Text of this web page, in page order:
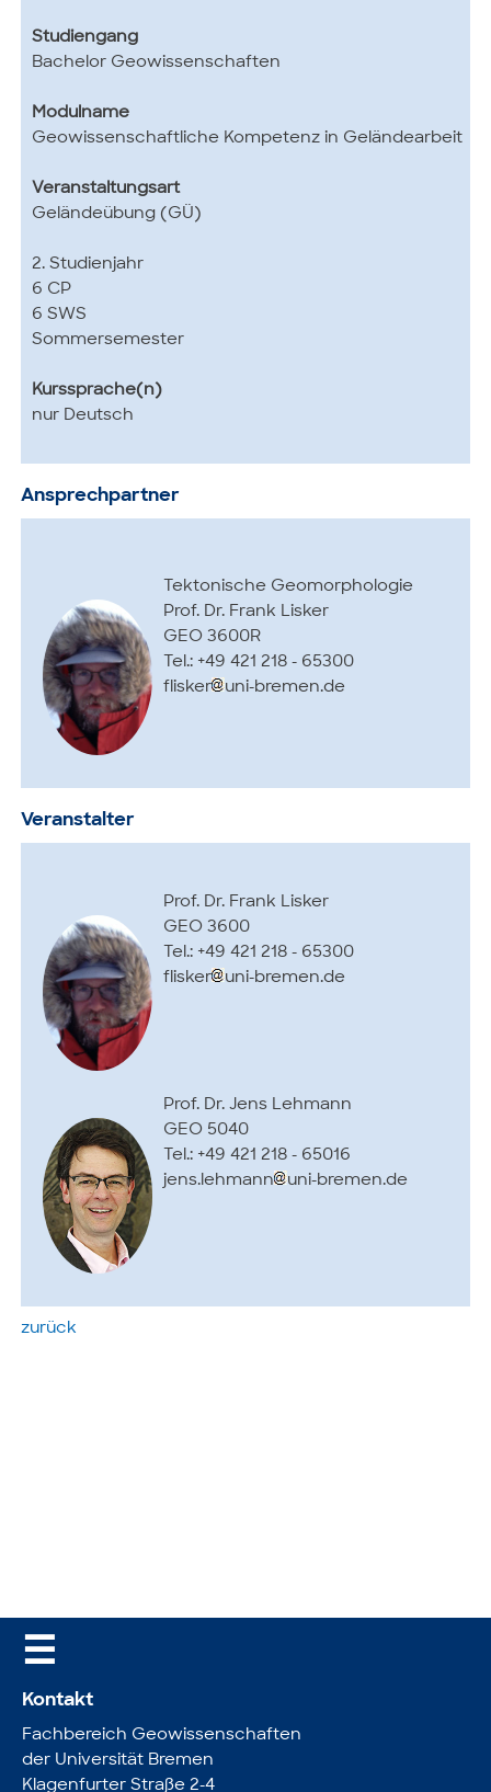
Studiengang
Bachelor Geowissenschaften
Modulname
Geowissenschaftliche Kompetenz in Geländearbeit
Veranstaltungsart
Geländeübung (GÜ)
2. Studienjahr
6 CP
6 SWS
Sommersemester
Kurssprache(n)
nur Deutsch
Ansprechpartner
Tektonische Geomorphologie
Prof. Dr. Frank Lisker
GEO 3600R
Tel.: +49 421 218 - 65300
flisker
uni-bremen.de
Veranstalter
Prof. Dr. Frank Lisker
GEO 3600
Tel.: +49 421 218 - 65300
flisker
uni-bremen.de
Prof. Dr. Jens Lehmann
GEO 5040
Tel.: +49 421 218 - 65016
jens.lehmann
uni-bremen.de
zurück
☰
Kontakt
Fachbereich Geowissenschaften
der Universität Bremen
Klagenfurter Straße 2-4